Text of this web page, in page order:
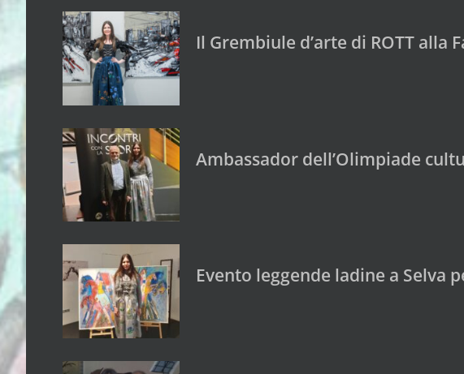
Il Grembiule d’arte di ROTT alla
Ambassador dell’Olimpiade
Evento leggende ladine a Selva